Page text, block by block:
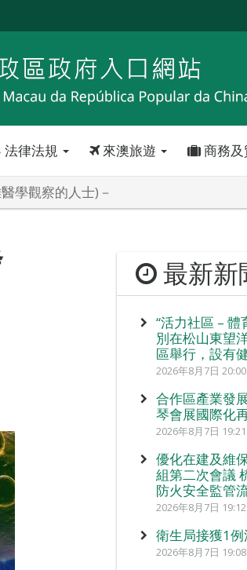
法律法規 來澳旅遊 商務及
學觀察的人士)－
最新新
“活力社區 – 體
別在松山東望
區舉行，設有
2026年8月7日 20:00
合作區產業發
琴會展國際化
2026年8月7日 19:21
優化在建及維
組第二次會議
防火安全監管
2026年8月7日 19:12
衛生局接獲1
2026年8月7日 19:08